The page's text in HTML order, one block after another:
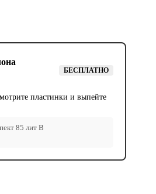
БЕСПЛАТНО
пластинки и выпейте
85 лит В